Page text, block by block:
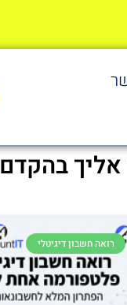
אליך בהקדם
רואה חשבון דיגיטלי